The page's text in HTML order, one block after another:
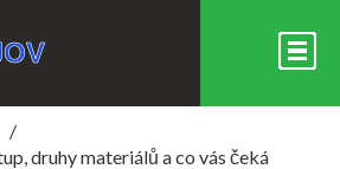
druhy materiálů a co vás čeká